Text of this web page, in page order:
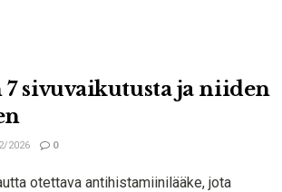
sivuvaikutusta ja niiden
2026 0
otettava antihistamiinilääke, jota